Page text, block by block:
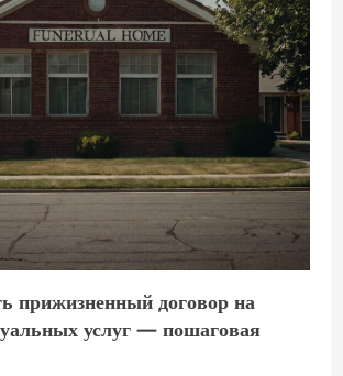
прижизненный договор на
услуг — пошаговая